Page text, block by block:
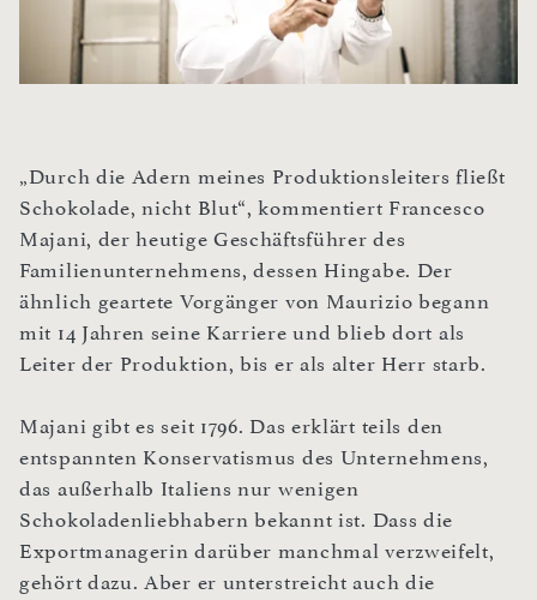
„Durch die Adern meines Produktionsleiters fließt
Schokolade, nicht Blut“, kommentiert Francesco
Majani, der heutige Geschäftsführer des
Familienunternehmens, dessen Hingabe. Der
ähnlich geartete Vorgänger von Maurizio begann
mit 14 Jahren seine Karriere und blieb dort als
Leiter der Produktion, bis er als alter Herr starb.
Majani gibt es seit 1796. Das erklärt teils den
entspannten Konservatismus des Unternehmens,
das außerhalb Italiens nur wenigen
Schokoladenliebhabern bekannt ist. Dass die
Exportmanagerin darüber manchmal verzweifelt,
gehört dazu. Aber er unterstreicht auch die